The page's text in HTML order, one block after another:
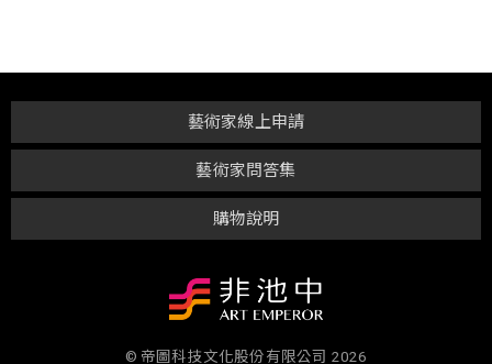
購物說明
藝術家問答集
藝術家線上申請
© 帝圖科技文化股份有限公司 2026